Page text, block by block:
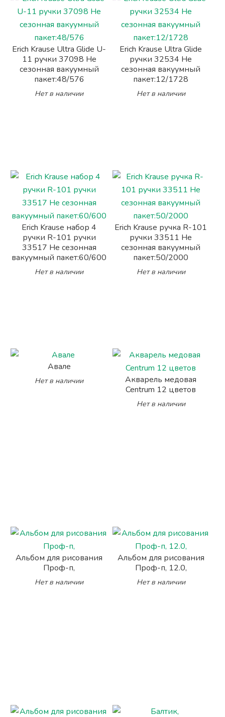
Erich Krause Ultra Glide U-
11 ручки 37098 Не
сезонная вакуумный
пакет:48/576
Нет в наличии
Erich Krause Ultra Glide
ручки 32534 Не
сезонная вакуумный
пакет:12/1728
Нет в наличии
Erich Krause набор 4
ручки R-101 ручки
33517 Не сезонная
вакуумный пакет:60/600
Нет в наличии
Erich Krause ручка R-101
ручки 33511 Не
сезонная вакуумный
пакет:50/2000
Нет в наличии
Авале
Нет в наличии
Акварель медовая
Centrum 12 цветов
Нет в наличии
Альбом для рисования
Проф-п,
Нет в наличии
Альбом для рисования
Проф-п, 12.0,
Нет в наличии